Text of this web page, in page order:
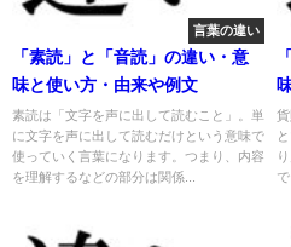
言葉の違い
「素読」と「音読」の違い・意
味と使い方・由来や例文
素読は「文字を声に出して読むこと」。単
に文字を声に出して読むだけという意味で
使っていく言葉になります。つまり、内容
を理解するなどの部分は関係...